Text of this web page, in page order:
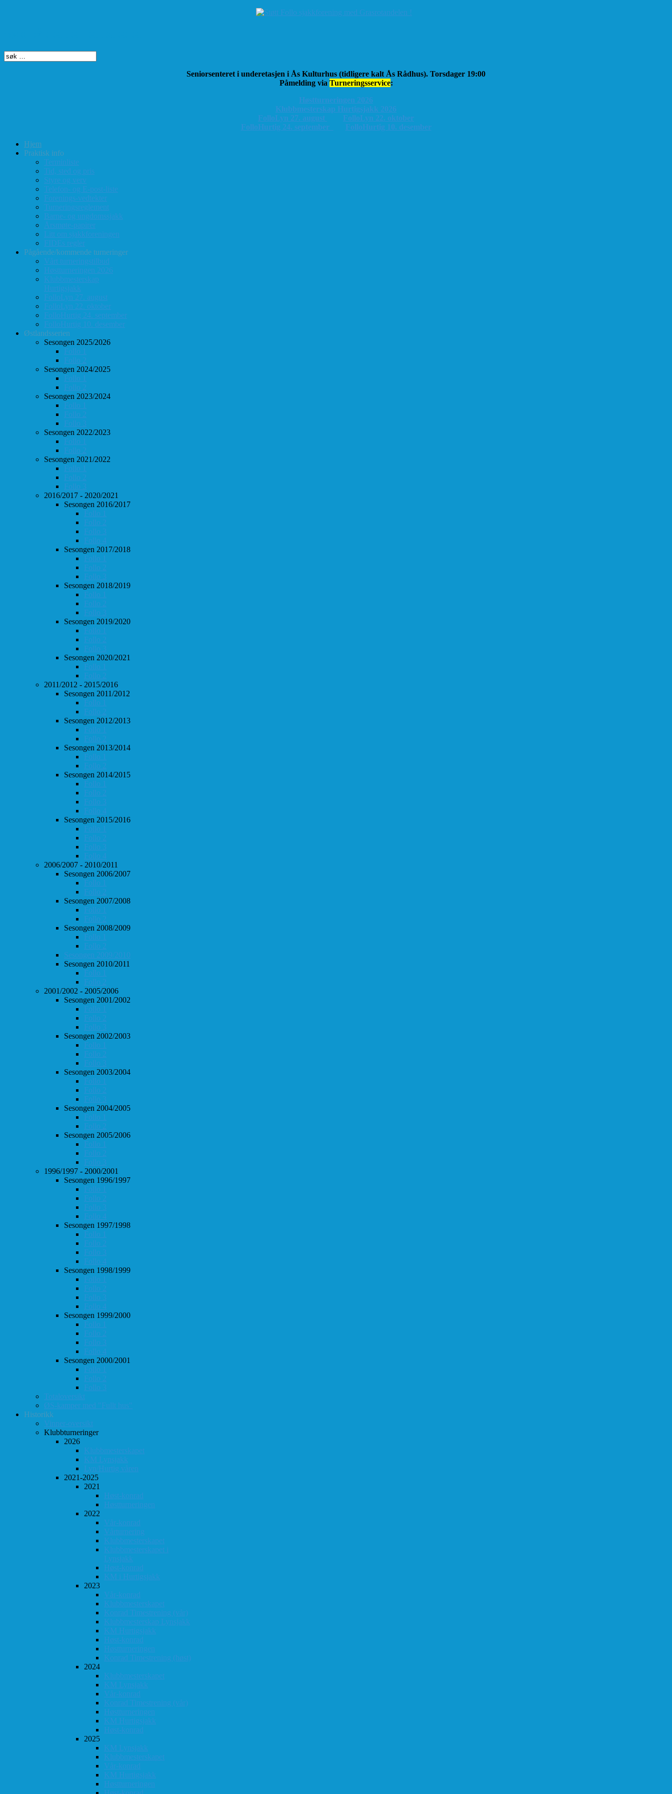
Seniorsenteret i underetasjen i Ås Kulturhus (tidligere kalt Ås Rådhus). Torsdager 19:00
Påmelding via Turneringsservice:
Høstturneringen 2026
Klubbmesterskap Hurtigsjakk 2026
FolloLyn 27. august
FolloLyn 22. oktober
FolloHurtig 24. september
FolloHurtig 10. desember
Hjem
Praktisk info
Terminliste
Tid, sted og pris
Styre og verv
Telefon- og E-post-liste
Forenings-vedtekter
Turneringsreglement
Barne- og ungdomssjakk
Årsmøte-papirer
Litt om sjakkforeningen
FIDEs regler
Pågående/kommende turneringer
Vårt turneringstilbud
Høstturneringen 2026
Klubbmesterskap
Hurtigsjakk
FolloLyn 27. august
FolloLyn 22. oktober
FolloHurtig 24. september
FolloHurtig 10. desember
Østlandsserien
Sesongen 2025/2026
Follo 1
Follo 2
Sesongen 2024/2025
Follo 1
Follo 2
Sesongen 2023/2024
Follo 1
Follo 2
Follo 3
Sesongen 2022/2023
Follo 1
Follo 2
Sesongen 2021/2022
Follo 1
Follo 2
Follo 3
2016/2017 - 2020/2021
Sesongen 2016/2017
Follo 1
Follo 2
Follo 3
Follo 4
Sesongen 2017/2018
Follo 1
Follo 2
Follo 3
Sesongen 2018/2019
Follo 1
Follo 2
Follo 3
Sesongen 2019/2020
Follo 1
Follo 2
Follo 3
Sesongen 2020/2021
Follo 1
Follo 2
2011/2012 - 2015/2016
Sesongen 2011/2012
Follo 1
Follo 2
Sesongen 2012/2013
Follo 1
Follo 2
Sesongen 2013/2014
Follo 1
Follo 2
Sesongen 2014/2015
Follo 1
Follo 2
Follo 3
Follo 4
Sesongen 2015/2016
Follo 1
Follo 2
Follo 3
Follo 4
2006/2007 - 2010/2011
Sesongen 2006/2007
Follo 1
Follo 2
Sesongen 2007/2008
Follo 1
Follo 2
Sesongen 2008/2009
Follo 1
Follo 2
Sesongen 2009/2010
Sesongen 2010/2011
Follo 1
Follo 2
2001/2002 - 2005/2006
Sesongen 2001/2002
Follo 1
Follo 2
Follo 3
Sesongen 2002/2003
Follo 1
Follo 2
Follo 3
Sesongen 2003/2004
Follo 1
Follo 2
Follo 3
Sesongen 2004/2005
Follo 1
Follo 2
Sesongen 2005/2006
Follo 1
Follo 2
Follo 3
1996/1997 - 2000/2001
Sesongen 1996/1997
Follo 1
Follo 2
Follo 3
Follo 4
Sesongen 1997/1998
Follo 1
Follo 2
Follo 3
Follo 4
Sesongen 1998/1999
Follo 1
Follo 2
Follo 3
Follo 4
Sesongen 1999/2000
Follo 1
Follo 2
Follo 3
Follo 4
Sesongen 2000/2001
Follo 1
Follo 2
Follo 3
Totaloversikt
ØS-kamper med "Fullt hus"
Historikk
Vinner-oversikt
Klubbturneringer
2026
Klubbmesterskapet
KM Lynsjakk
Lyn/Hurtig våren
2021-2025
2021
Høst-konrad
Høstturneringen
2022
Vår-konrad
Vårturnering
Klubbmesterskapet
Klubbmesterskapet i
Lynsjakk
Høst-konrad
KM i Hurtigsjakk
2023
Vår-konrad
Klubbmesterskapet
Konrad Timestrening (vår)
Klubbmesterskap Lynsjakk
KM Hurtigsjakk
Høst-konrad
Høstturneringen
Konrad Timestrening (høst)
2024
Klubbmesterskapet
KM Lynsjakk
Vår-konrad
Konrad Timestrening (vår)
Høstturneringen
KM Hurtigsjakk
Høst-konrad
2025
KM Lynsjakk
Klubbmesterskapet
Vår-konrad
KM Hurtigsjakk
Høstturneringen